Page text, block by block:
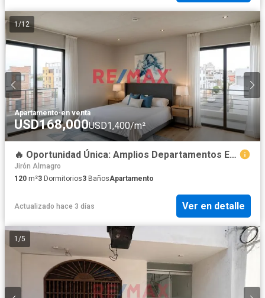
1 /12
Apartamento·en venta
USD168,000USD1,400/m²
🔥 Oportunidad Única: Amplios Departamentos En Preventa, Con Excelentes Acabados En La Urb. Santa Edelmira 🔥
Jirón Almagro
120 m²3 Dormitorios3 BañosApartamento
Actualizado hace 3 días Ver en detalle
1 /5